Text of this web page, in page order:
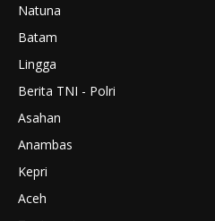
Natuna
Batam
Lingga
Berita TNI - Polri
Asahan
Anambas
Kepri
Aceh